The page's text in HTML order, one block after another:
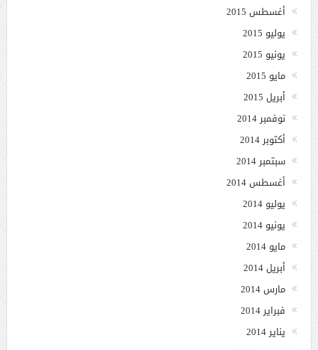
أغسطس 2015
يوليو 2015
يونيو 2015
مايو 2015
أبريل 2015
نوفمبر 2014
أكتوبر 2014
سبتمبر 2014
أغسطس 2014
يوليو 2014
يونيو 2014
مايو 2014
أبريل 2014
مارس 2014
فبراير 2014
يناير 2014